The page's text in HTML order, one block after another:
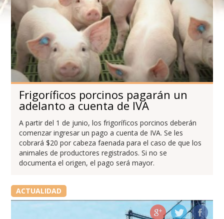
Frigoríficos porcinos pagarán un
adelanto a cuenta de IVA
A partir del 1 de junio, los frigoríficos porcinos deberán
comenzar ingresar un pago a cuenta de IVA. Se les
cobrará $20 por cabeza faenada para el caso de que los
animales de productores registrados. Si no se
documenta el origen, el pago será mayor.
ACTUALIDAD